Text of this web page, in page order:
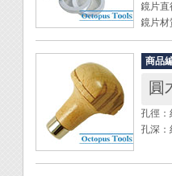
尚卓
刀，
選擇
我們
德國
鏡片
鏡片
全長
重量
◆ 三
商品
圓
孔徑
孔深
◆ 此圓